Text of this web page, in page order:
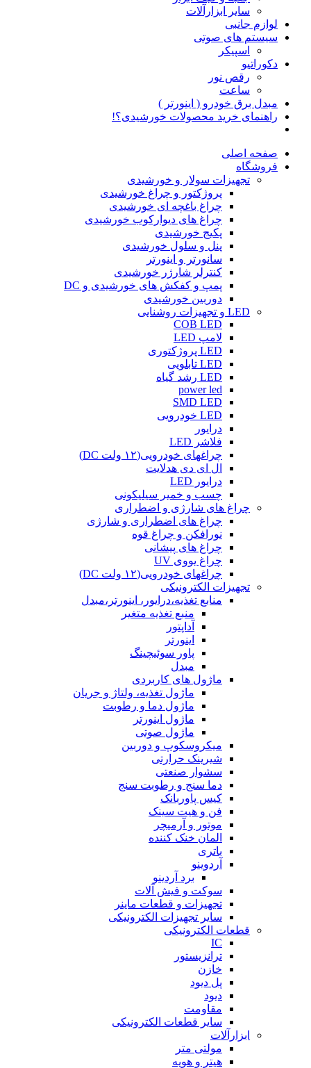
سایر ابزارآلات
لوازم جانبی
سیستم های صوتی
اسپیکر
دکوراتیو
رقص نور
ساعت
مبدل برق خودرو ( اینورتر )
راهنمای خرید محصولات خورشیدی؟!
صفحه اصلی
فروشگاه
تجهیزات سولار و خورشیدی
پروژکتور و چراغ خورشیدی
چراغ باغچه ای خورشیدی
چراغ های دیوارکوب خورشیدی
پکیج خورشیدی
پنل و سلول خورشیدی
سانورتر و اینورتر
کنترلر شارژر خورشیدی
پمپ و کفکش های خورشیدی و DC
دوربین خورشیدی
LED و تجهیزات روشنایی
COB LED
لامپ LED
LED پروژکتوری
LED تابلویی
LED رشد گیاه
power led
SMD LED
LED خودرویی
درایور
فلاشر LED
چراغهای خودرویی(۱۲ ولت DC)
ال ای دی هدلایت
درایور LED
چسب و خمیر سیلیکونی
چراغ های شارژی و اضطراری
چراغ های اضطراری و شارژی
نورافکن و چراغ قوه
چراغ های پیشانی
چراغ یووی UV
چراغهای خودرویی(۱۲ ولت DC)
تجهیزات الکترونیکی
منابع تغذیه،درایور، اینورتر،مبدل
منبع تغذیه متغیر
آداپتور
اینورتر
پاور سوئیچینگ
مبدل
ماژول های کاربردی
ماژول تغذیه، ولتاژ و جریان
ماژول دما و رطوبت
ماژول اینورتر
ماژول صوتی
میکروسکوپ و دوربین
شیرینک حرارتی
سشوار صنعتی
دما سنج و رطوبت سنج
کیس پاوربانک
فن و هیت سینک
موتور و آرمیچر
المان خنک کننده
باتری
آردوینو
برد آردینو
سوکت و فیش آلات
تجهیزات و قطعات ماینر
سایر تجهیزات الکترونیکی
قطعات الکترونیکی
IC
ترانزیستور
خازن
پل دیود
دیود
مقاومت
سایر قطعات الکترونیکی
ابزارآلات
مولتی متر
هیتر و هویه